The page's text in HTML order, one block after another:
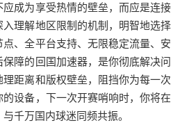
应成为享受热情的壁垒，而应是连接
理解地区限制的机制，明智地选择
、全平台支持、无限稳定流量、安
障的回国加速器，是你彻底解决问
距离和版权壁垒，阻挡你为每一次
设备，下一次开赛哨响时，你将在
千万国内球迷同频共振。